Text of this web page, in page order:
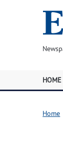
HOME
Home